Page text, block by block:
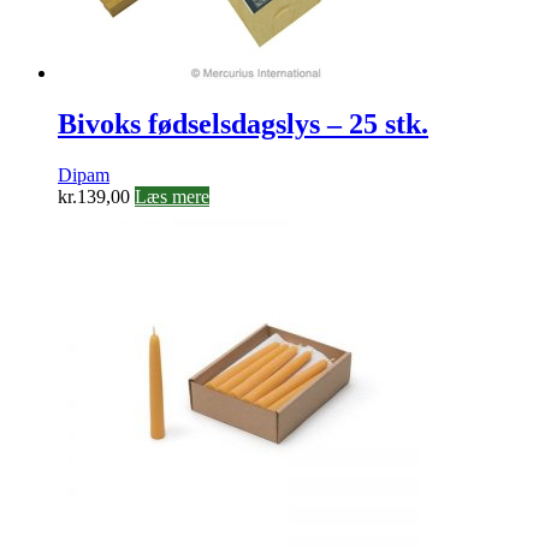
Bivoks fødselsdagslys – 25 stk.
Dipam
kr.139,00 Læs mere